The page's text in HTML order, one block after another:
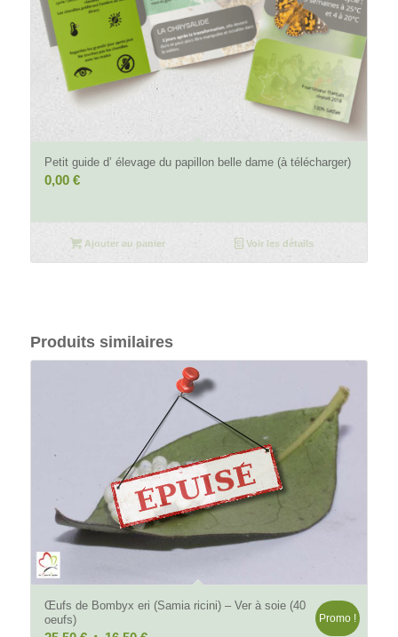
Petit guide d’ élevage du papillon belle dame (à télécharger)
0,00 €
Ajouter au panier Voir les détails
Produits similaires
Œufs de Bombyx eri (Samia ricini) – Ver à soie (40
oeufs)
Promo !